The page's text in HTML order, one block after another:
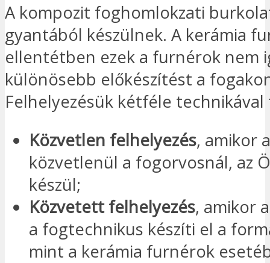
A kompozit foghomlokzati
gyantából készülnek. A kerámia
ellentétben ezek a furnérok nem
különösebb előkészítést a
Felhelyezésük kétféle
Közvetlen felhelyezés, amikor
közvetlenül a fogorvosnál, az
készül;
Közvetett felhelyezés, amikor
a fogtechnikus készíti el a
mint a kerámia furnérok